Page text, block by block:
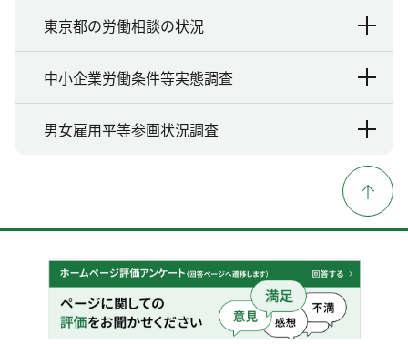
東京都の労働相談の状況
中小企業労働条件等実態調査
男女雇用平等参画状況調査